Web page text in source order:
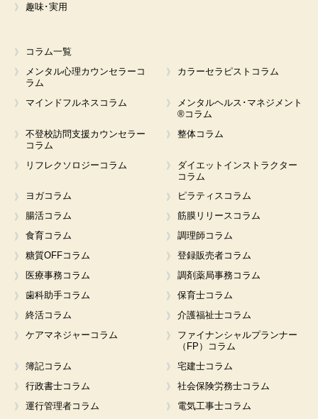
趣味･実用
コラム一覧
メンタル心理カウンセラーコ
ラム
カラーセラピストコラム
マインドフルネスコラム
メンタルヘルス･マネジメント
®コラム
不登校訪問支援カウンセラー
コラム
整体コラム
リフレクソロジーコラム
ダイエットインストラクター
コラム
ヨガコラム
ピラティスコラム
腸活コラム
筋膜リリースコラム
食育コラム
調理師コラム
糖質OFFコラム
登録販売者コラム
医療事務コラム
調剤薬局事務コラム
歯科助手コラム
保育士コラム
終活コラム
介護福祉士コラム
ケアマネジャーコラム
ファイナンシャルプランナー
（FP）コラム
簿記コラム
宅建士コラム
行政書士コラム
社会保険労務士コラム
運行管理者コラム
電気工事士コラム